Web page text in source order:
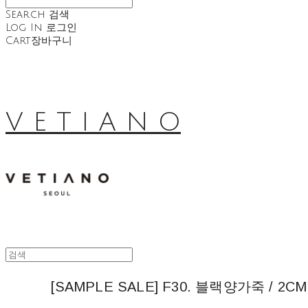
Search 검색
Log In 로그인
Cart장바구니
V E T I A N O
[SAMPLE SALE] F30. 블랙양가죽 /